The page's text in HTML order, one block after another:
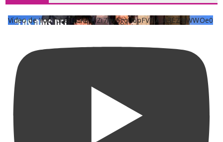
Vídeo de YouTube UCKqYjiZi7lzy6gqU6pFVFiA_A3EZ9JWWOe0